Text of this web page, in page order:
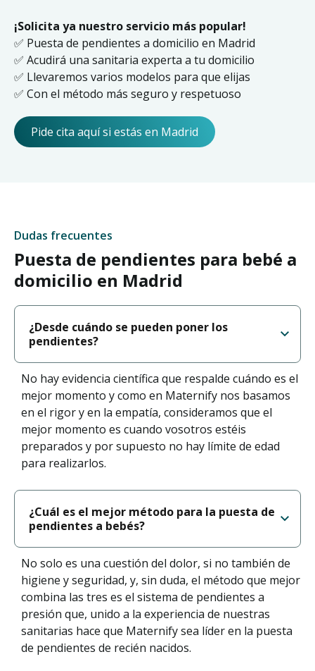
¡Solicita ya nuestro servicio más popular!
✅ Puesta de pendientes a domicilio en Madrid
✅ Acudirá una sanitaria experta a tu domicilio
✅ Llevaremos varios modelos para que elijas
✅ Con el método más seguro y respetuoso
Pide cita aquí si estás en Madrid
Dudas frecuentes
Puesta de pendientes para bebé a
domicilio en Madrid
¿Desde cuándo se pueden poner los
pendientes?
No hay evidencia científica que respalde cuándo es el
mejor momento y como en Maternify nos basamos
en el rigor y en la empatía, consideramos que el
mejor momento es cuando vosotros estéis
preparados y por supuesto no hay límite de edad
para realizarlos.
¿Cuál es el mejor método para la puesta de
pendientes a bebés?
No solo es una cuestión del dolor, si no también de
higiene y seguridad, y, sin duda, el método que mejor
combina las tres es el sistema de pendientes a
presión que, unido a la experiencia de nuestras
sanitarias hace que Maternify sea líder en la puesta
de pendientes de recién nacidos.